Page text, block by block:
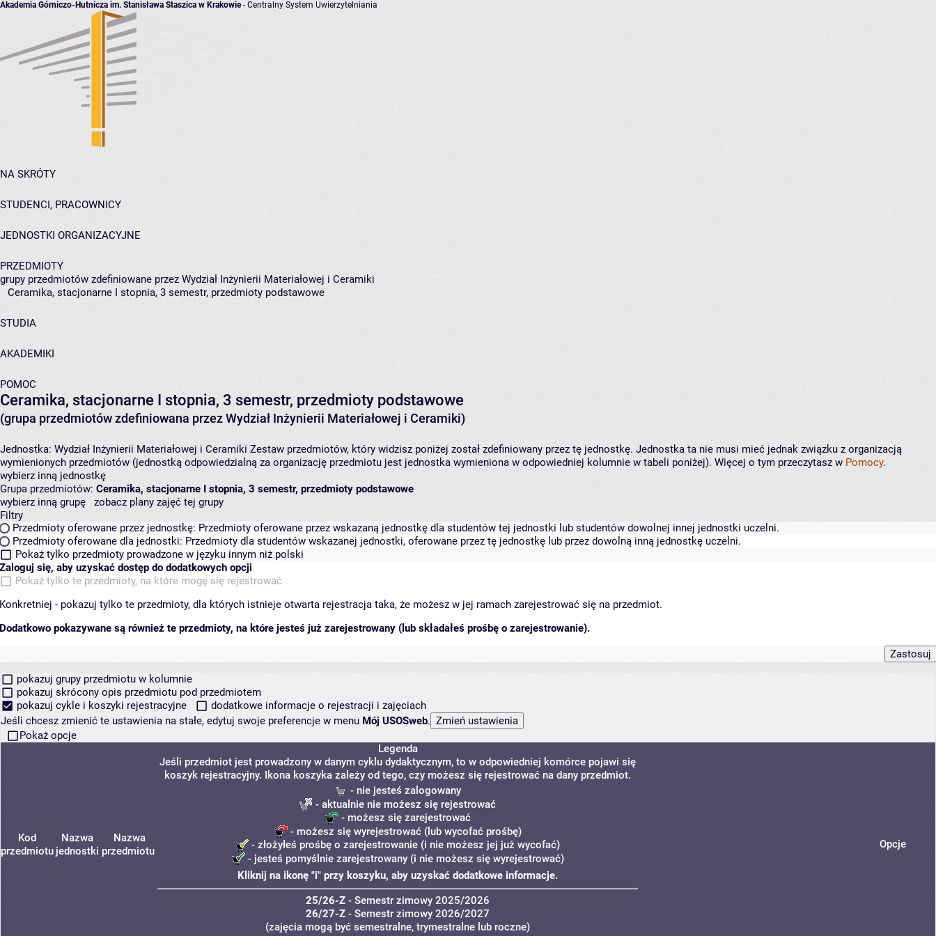
Akademia Górniczo-Hutnicza im. Stanisława Staszica w Krakowie- Centralny System Uwierzytelniania
NA SKRÓTY
STUDENCI, PRACOWNICY
JEDNOSTKI ORGANIZACYJNE
PRZEDMIOTY
grupy przedmiotów zdefiniowane przez Wydział Inżynierii Materiałowej i Ceramiki
Ceramika, stacjonarne I stopnia, 3 semestr, przedmioty podstawowe
STUDIA
AKADEMIKI
POMOC
Ceramika, stacjonarne I stopnia, 3 semestr, przedmioty podstawowe
(grupa przedmiotów zdefiniowana przez Wydział Inżynierii Materiałowej i Ceramiki)
Jednostka: Wydział Inżynierii Materiałowej i Ceramiki Zestaw przedmiotów, który widzisz poniżej został zdefiniowany przez tę jednostkę. Jednostka ta nie musi mieć jednak związku z organizacją
wymienionych przedmiotów (jednostką odpowiedzialną za organizację przedmiotu jest jednostka wymieniona w odpowiedniej kolumnie w tabeli poniżej). Więcej o tym przeczytasz w Pomocy.
wybierz inną jednostkę
Grupa przedmiotów: Ceramika, stacjonarne I stopnia, 3 semestr, przedmioty podstawowe
wybierz inną grupę
zobacz plany zajęć tej grupy
Filtry
Przedmioty oferowane przez jednostkę: Przedmioty oferowane przez wskazaną jednostkę dla studentów tej jednostki lub studentów dowolnej innej jednostki uczelni.
Przedmioty oferowane dla jednostki: Przedmioty dla studentów wskazanej jednostki, oferowane przez tę jednostkę lub przez dowolną inną jednostkę uczelni.
Pokaż tylko przedmioty prowadzone w języku innym niż polski
Zaloguj się, aby uzyskać dostęp do dodatkowych opcji
Pokaż tylko te przedmioty, na które mogę się rejestrować
Konkretniej - pokazuj tylko te przedmioty, dla których istnieje otwarta rejestracja taka, że możesz w jej ramach zarejestrować się na przedmiot.
Dodatkowo pokazywane są również te przedmioty, na które jesteś już zarejestrowany (lub składałeś prośbę o zarejestrowanie).
pokazuj grupy przedmiotu w kolumnie
pokazuj skrócony opis przedmiotu pod przedmiotem
pokazuj cykle i koszyki rejestracyjne
dodatkowe informacje o rejestracji i zajęciach
Jeśli chcesz zmienić te ustawienia na stałe, edytuj swoje preferencje w menu Mój USOSweb.
Pokaż opcje
Kod
przedmiotu
Nazwa
jednostki
Nazwa
przedmiotu
Legenda
Jeśli przedmiot jest prowadzony w danym cyklu dydaktycznym, to w odpowiedniej komórce pojawi się
koszyk rejestracyjny. Ikona koszyka zależy od tego, czy możesz się rejestrować na dany przedmiot.
- nie jesteś zalogowany
- aktualnie nie możesz się rejestrować
- możesz się zarejestrować
- możesz się wyrejestrować (lub wycofać prośbę)
- złożyłeś prośbę o zarejestrowanie (i nie możesz jej już wycofać)
- jesteś pomyślnie zarejestrowany (i nie możesz się wyrejestrować)
Kliknij na ikonę "i" przy koszyku, aby uzyskać dodatkowe informacje.
25/26-Z - Semestr zimowy 2025/2026
26/27-Z - Semestr zimowy 2026/2027
(zajęcia mogą być semestralne, trymestralne lub roczne)
Opcje